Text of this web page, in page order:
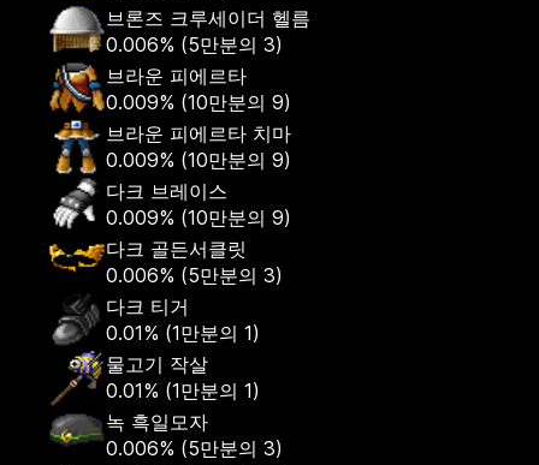
브론즈 크루세이더 헬름
0.006% (5만분의 3)
브라운 피에르타
0.009% (10만분의 9)
브라운 피에르타 치마
0.009% (10만분의 9)
다크 브레이스
0.009% (10만분의 9)
다크 골든서클릿
0.006% (5만분의 3)
다크 티거
0.01% (1만분의 1)
물고기 작살
0.01% (1만분의 1)
녹 흑일모자
0.006% (5만분의 3)